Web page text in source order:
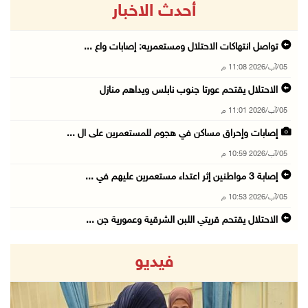
أحدث الاخبار
تواصل انتهاكات الاحتلال ومستعمريه: إصابات واع ...
05/آب/2026 11:08 م
الاحتلال يقتحم عورتا جنوب نابلس ويداهم منازل
05/آب/2026 11:01 م
إصابات وإحراق مساكن في هجوم للمستعمرين على ال ...
05/آب/2026 10:59 م
إصابة 3 مواطنين إثر اعتداء مستعمرين عليهم في ...
05/آب/2026 10:53 م
الاحتلال يقتحم قريتي اللبن الشرقية وعمورية جن ...
الوزيرة شاهين تبحث مع نظيرها المصري مستجدات ا ...
05/آب/2026 10:43 م
فيديو